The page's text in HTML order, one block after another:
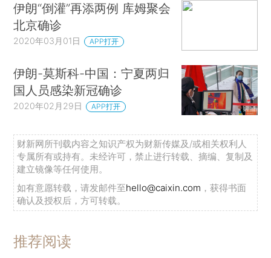
伊朗“倒灌”再添两例 库姆聚会
北京确诊
2020年03月01日 APP打开
伊朗-莫斯科-中国：宁夏两归
国人员感染新冠确诊
2020年02月29日 APP打开
财新网所刊载内容之知识产权为财新传媒及/或相关权利人
专属所有或持有。未经许可，禁止进行转载、摘编、复制及
建立镜像等任何使用。
如有意愿转载，请发邮件至hello@caixin.com ，获得书面
确认及授权后，方可转载。
推荐阅读